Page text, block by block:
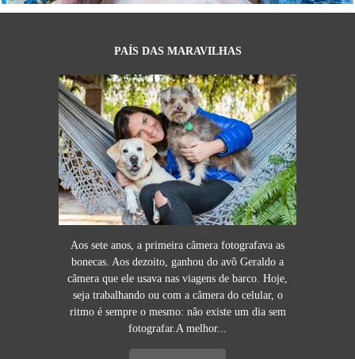
PAÍS DAS MARAVILHAS
Aos sete anos, a primeira câmera fotografava as
bonecas. Aos dezoito, ganhou do avô Geraldo a
câmera que ele usava nas viagens de barco. Hoje,
seja trabalhando ou com a câmera do celular, o
ritmo é sempre o mesmo: não existe um dia sem
fotografar.A melhor...